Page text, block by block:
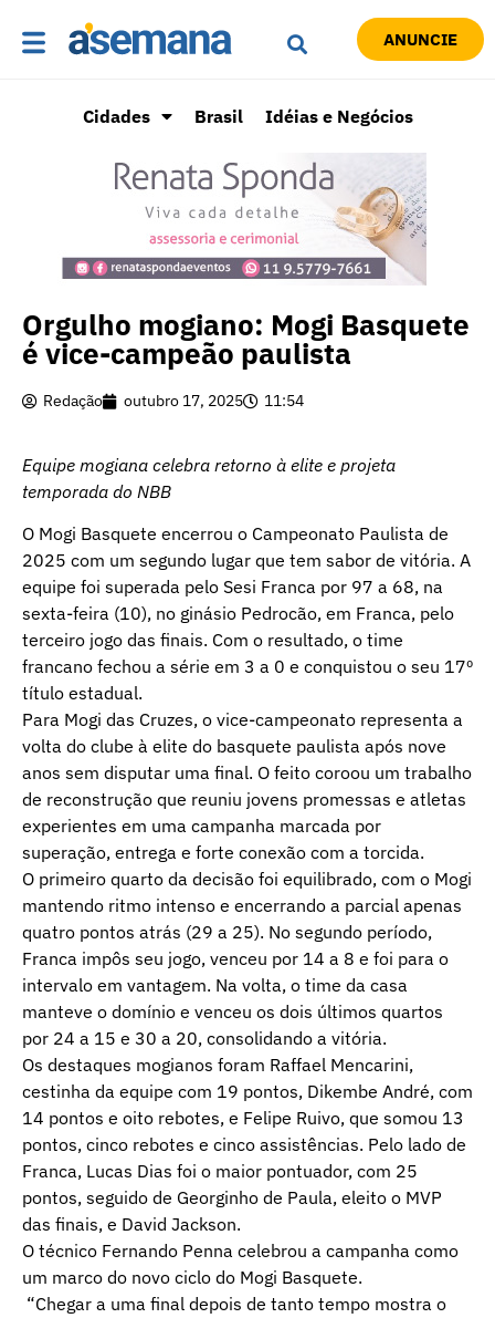
ANUNCIE
Cidades Brasil Idéias e Negócios
Orgulho mogiano: Mogi Basquete
é vice-campeão paulista
Redação outubro 17, 2025 11:54
Equipe mogiana celebra retorno à elite e projeta
temporada do NBB
O Mogi Basquete encerrou o Campeonato Paulista de
2025 com um segundo lugar que tem sabor de vitória. A
equipe foi superada pelo Sesi Franca por 97 a 68, na
sexta-feira (10), no ginásio Pedrocão, em Franca, pelo
terceiro jogo das finais. Com o resultado, o time
francano fechou a série em 3 a 0 e conquistou o seu 17º
título estadual.
Para Mogi das Cruzes, o vice-campeonato representa a
volta do clube à elite do basquete paulista após nove
anos sem disputar uma final. O feito coroou um trabalho
de reconstrução que reuniu jovens promessas e atletas
experientes em uma campanha marcada por
superação, entrega e forte conexão com a torcida.
O primeiro quarto da decisão foi equilibrado, com o Mogi
mantendo ritmo intenso e encerrando a parcial apenas
quatro pontos atrás (29 a 25). No segundo período,
Franca impôs seu jogo, venceu por 14 a 8 e foi para o
intervalo em vantagem. Na volta, o time da casa
manteve o domínio e venceu os dois últimos quartos
por 24 a 15 e 30 a 20, consolidando a vitória.
Os destaques mogianos foram Raffael Mencarini,
cestinha da equipe com 19 pontos, Dikembe André, com
14 pontos e oito rebotes, e Felipe Ruivo, que somou 13
pontos, cinco rebotes e cinco assistências. Pelo lado de
Franca, Lucas Dias foi o maior pontuador, com 25
pontos, seguido de Georginho de Paula, eleito o MVP
das finais, e David Jackson.
O técnico Fernando Penna celebrou a campanha como
um marco do novo ciclo do Mogi Basquete.
“Chegar a uma final depois de tanto tempo mostra o